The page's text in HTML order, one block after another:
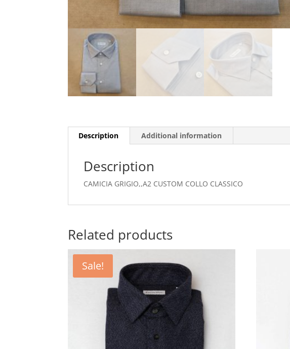
Description Additional information
Description
CAMICIA GRIGIO,,A2 CUSTOM COLLO CLASSICO
Related products
Sale!